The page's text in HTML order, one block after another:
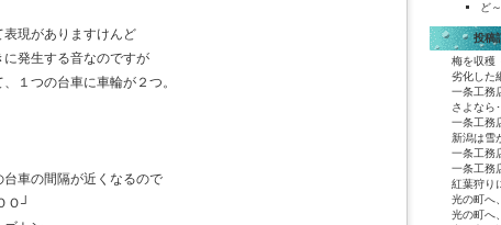
現がありますけんど
発生する音なのですが
１つの台車に車輪が２つ。
車の間隔が近くなるので
┘
ど
投稿記
梅を収穫
劣化した
一条工務
さよなら･
一条工務
新潟は雪
一条工務
一条工務
紅葉狩り
光の町へ
光の町へ